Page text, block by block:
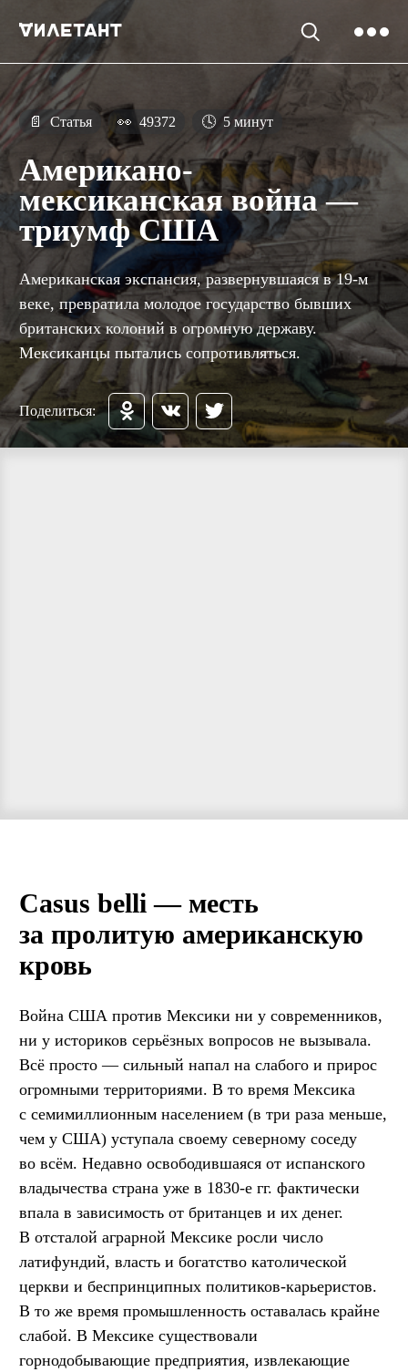
📄 Статья 👀 49372 🕓 5 минут
Американо-
мексиканская война —
триумф США
Американская экспансия, развернувшаяся в 19-м
веке, превратила молодое государство бывших
британских колоний в огромную державу.
Мексиканцы пытались сопротивляться.
Поделиться:
Casus belli — месть
за пролитую американскую
кровь
Война США против Мексики ни у современников,
ни у историков серьёзных вопросов не вызывала.
Всё просто — сильный напал на слабого и прирос
огромными территориями. В то время Мексика
с семимиллионным населением (в три раза меньше,
чем у США) уступала своему северному соседу
во всём. Недавно освободившаяся от испанского
владычества страна уже в 1830-е гг. фактически
впала в зависимость от британцев и их денег.
В отсталой аграрной Мексике росли число
латифундий, власть и богатство католической
церкви и беспринципных политиков-карьеристов.
В то же время промышленность оставалась крайне
слабой. В Мексике существовали
горнодобывающие предприятия, извлекающие